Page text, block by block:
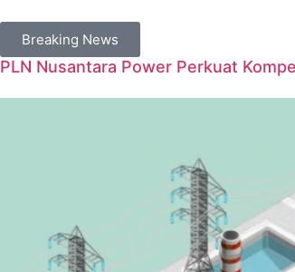
Breaking News
PLN Nusantara Power Perkuat